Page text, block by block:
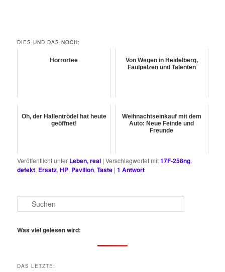
DIES UND DAS NOCH:
Horrortee
Von Wegen in Heidelberg,
Faulpelzen und Talenten
Oh, der Hallentrödel hat heute
geöffnet!
Weihnachtseinkauf mit dem
Auto: Neue Feinde und
Freunde
Veröffentlicht unter Leben, real |Verschlagwortet mit17F-258ng,
defekt, Ersatz,HP, Pavilion,Taste |1 Antwort
u
h
Was viel gelesen wird:
DAS LETZTE: